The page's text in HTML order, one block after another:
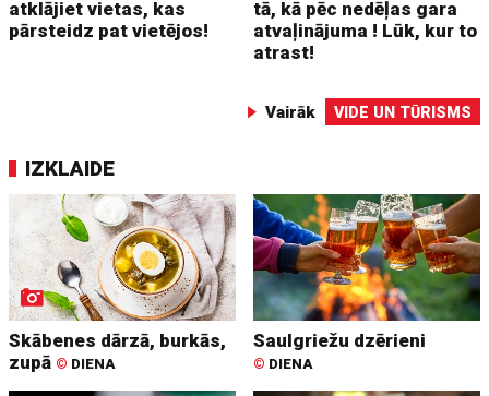
atklājiet vietas, kas
pārsteidz pat vietējos!
tā, kā pēc nedēļas gara
atvaļinājuma ! Lūk, kur to
atrast!
Vairāk VIDE UN TŪRISMS
IZKLAIDE
Skābenes dārzā, burkās,
zupā © DIENA
Saulgriežu dzērieni
© DIENA